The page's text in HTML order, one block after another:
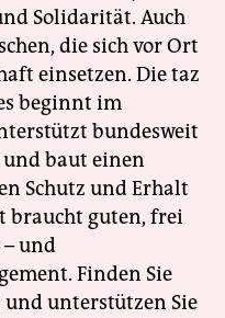
Solidarität. Auch
die sich vor Ort
einsetzen. Die taz
beginnt im
bundesweit
baut einen
Schutz und Erhalt
braucht guten, frei
und
Finden Sie
und unterstützen Sie